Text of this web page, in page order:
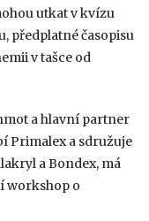
utkat v kvízu
předplatné časopisu
v tašce od
a hlavní partner
Primalex a sdružuje
a Bondex, má
workshop o